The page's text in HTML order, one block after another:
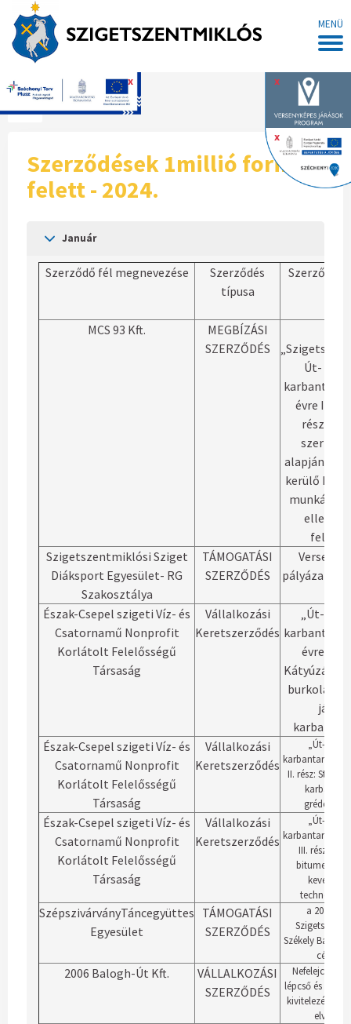
MENÜ
x
x
x
Főoldal
Szerződések 1millió forint
felett - 2024.
Január
Szerződő fél megnevezése
Szerződés
típusa
Szerződés
MCS 93 Kft.
MEGBÍZÁSI
SZERZŐDÉS
Út- és
évre I., II.
rész”
alapján
kerülő
munkák
Szigetszentmiklósi Sziget
Diáksport Egyesület- RG
Szakosztálya
TÁMOGATÁSI
SZERZŐDÉS
pályázati
Észak-Csepel szigeti Víz- és
Csatornamű Nonprofit
Korlátolt Felelősségű
Társaság
Vállalkozási
Keretszerződés
„Út- és
évre - I.
Kátyúzás
burkolatú
járdák
Észak-Csepel szigeti Víz- és
Csatornamű Nonprofit
Korlátolt Felelősségű
Társaság
Vállalkozási
Keretszerződés
„Út- és
karbantartás
II. rész:
Észak-Csepel szigeti Víz- és
Csatornamű Nonprofit
Korlátolt Felelősségű
Társaság
Vállalkozási
Keretszerződés
„Út- és
karbantartás
III. rész:
bitumen
SzépszivárványTáncegyüttes
Egyesület
TÁMOGATÁSI
SZERZŐDÉS
a 2024.
Székely Bál
2006 Balogh-Út Kft.
VÁLLALKOZÁSI
SZERZŐDÉS
Nefelejcs
lépcső és
kivitelezési